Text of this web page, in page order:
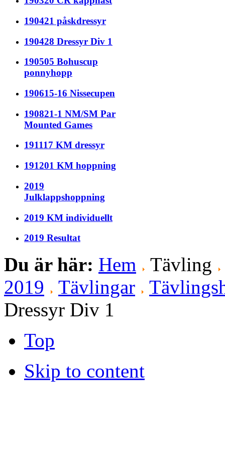
190421 påskdressyr
190428 Dressyr Div 1
190505 Bohuscup
ponnyhopp
190615-16 Nissecupen
190821-1 NM/SM Par
Mounted Games
191117 KM dressyr
191201 KM hoppning
2019
Julklappshoppning
2019 KM individuellt
2019 Resultat
Du är här: Hem Tävling
2019
Tävlingar
Dressyr Div 1
Top
Skip to content